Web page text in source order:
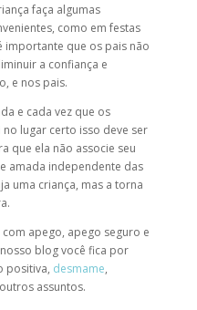
faça algumas
como em festas
importante que os pais não
a confiança e
e nos pais.
e cada vez que os
lugar certo isso deve ser
que ela não associe seu
amada independente das
uma criança, mas a torna
apego, apego seguro e
blog você fica por
positiva, desmame,
assuntos.